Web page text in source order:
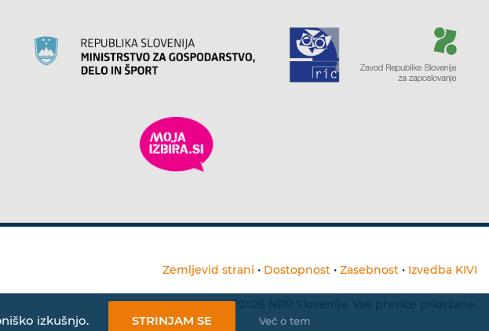
izkušnjo. STRINJAM SE Več o tem
Zemljevid strani • Dostopnost • Zasebnost • Izvedba KIVI
©2026 NRP Slovenija. Vse pravice pridržane.